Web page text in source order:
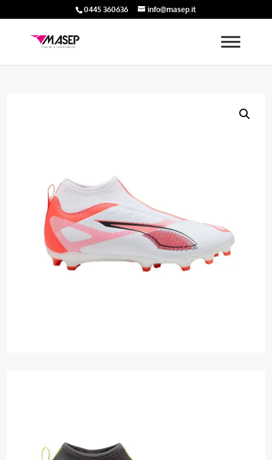
0445 360636 info@masep.it